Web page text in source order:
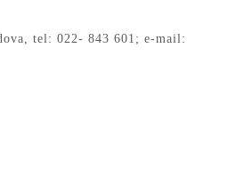
tel: 022- 843 601; e-mail: